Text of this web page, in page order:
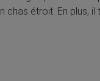
étroit. En